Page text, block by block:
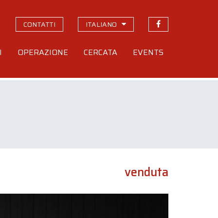
CONTATTI ITALIANO
OPERAZIONE CERCATA EVENTS
venduta